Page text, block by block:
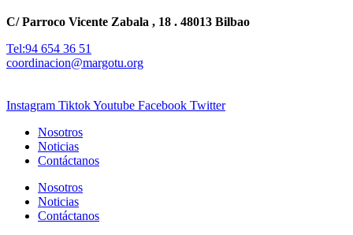
C/ Parroco Vicente Zabala , 18 . 48013 Bilbao
Tel:94 654 36 51
coordinacion@margotu.org
Instagram TiktokYoutube Facebook Twitter
Nosotros
Noticias
Contáctanos
Nosotros
Noticias
Contáctanos